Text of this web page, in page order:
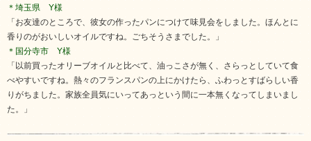
＊埼玉県 Y様
「お友達のところで、彼女の作ったパンにつけて味見会をしました。ほんとに
香りのがおいしいオイルですね。ごちそうさまでした。」
＊国分寺市 Y様
「以前買ったオリーブオイルと比べて、油っこさが無く、さらっとしていて食
べやすいですね。熱々のフランスパンの上にかけたら、ふわっとすばらしい香
りがちました。家族全員気にいってあっという間に一本無くなってしまいまし
た。」